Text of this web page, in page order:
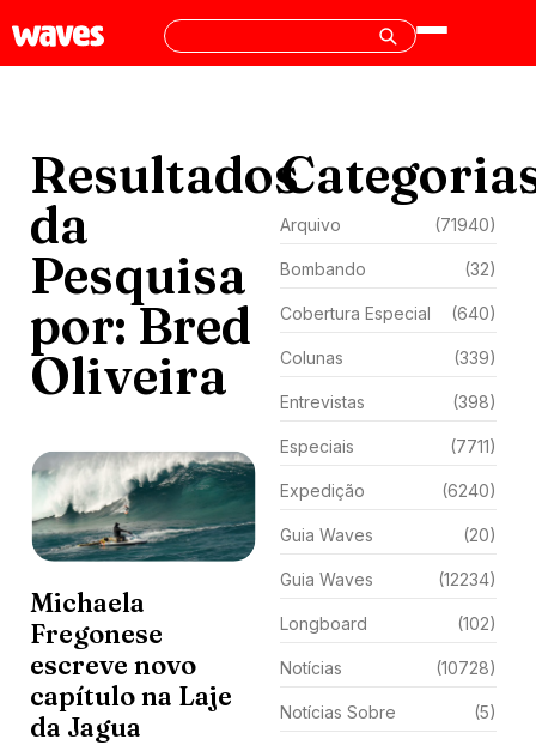
Resultados
da
Pesquisa
por: Bred
Oliveira
Michaela
Fregonese
escreve novo
capítulo na Laje
da Jagua
Arquivo (71940)
Bombando (32)
Cobertura Especial (640)
Colunas (339)
Entrevistas (398)
Especiais (7711)
Expedição (6240)
Guia Waves (20)
Guia Waves (12234)
Longboard (102)
Notícias (10728)
Notícias Sobre (5)